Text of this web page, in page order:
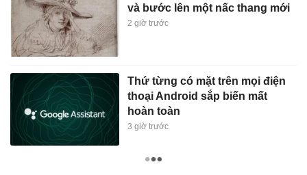
và bước lên một nấc thang mới
2 giờ trước
Thứ từng có mặt trên mọi điện
thoại Android sắp biến mất
hoàn toàn
3 giờ trước